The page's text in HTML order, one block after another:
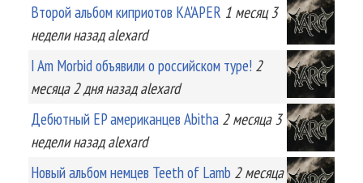
Второй альбом киприотов KA'APER 1 месяц 3
неделиназад alexard
I Am Morbid объявили о российском туре! 2
месяца 2 дняназад alexard
Дебютный EP американцев Abitha 2 месяца 3
неделиназад alexard
Новый альбом немцев Teeth of Lamb 2 месяца